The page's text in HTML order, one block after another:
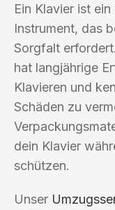
Ein Klavier ist
Instrument, das
Sorgfalt
hat langjährige
Klavieren und
Schäden zu
dein Klavier
schützen.
Unser